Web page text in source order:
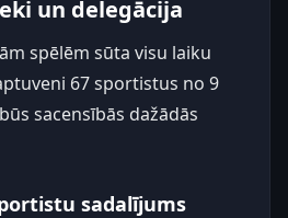
un delegācija
spēlēm sūta visu laiku
67 sportistus no 9
sacensībās dažādās
sadalījums